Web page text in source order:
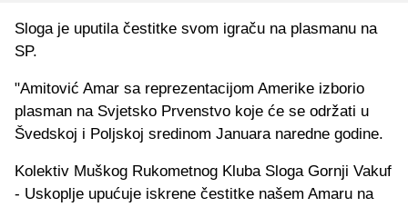
Sloga je uputila čestitke svom igraču na plasmanu na
SP.
"Amitović Amar sa reprezentacijom Amerike izborio
plasman na Svjetsko Prvenstvo koje će se održati u
Švedskoj i Poljskoj sredinom Januara naredne godine.
Kolektiv Muškog Rukometnog Kluba Sloga Gornji Vakuf
- Uskoplje upućuje iskrene čestitke našem Amaru na